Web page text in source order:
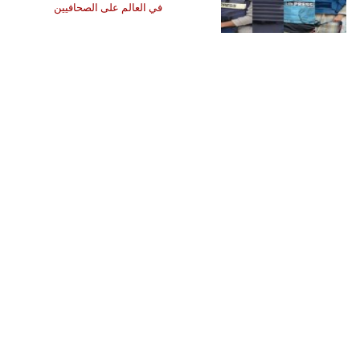
في العالم على الصحافيين